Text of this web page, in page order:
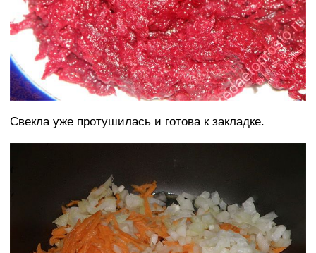
Свекла уже протушилась и готова к закладке.